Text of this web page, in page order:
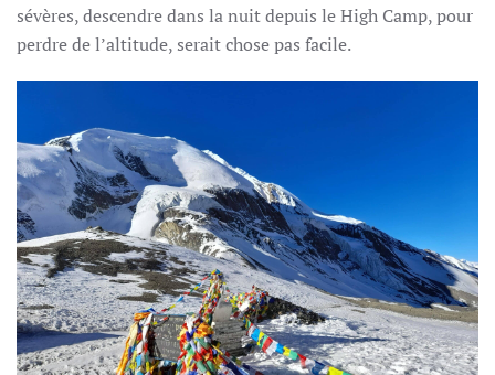
sévères, descendre dans la nuit depuis le High Camp, pour
perdre de l’altitude, serait chose pas facile.